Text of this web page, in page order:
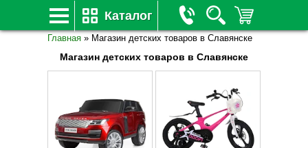
Каталог
Главная » Магазин детских товаров в Славянске
Магазин детских товаров в Славянске